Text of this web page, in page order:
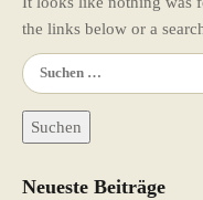
the links below or a
Suchen
nach:
Neueste Beiträge